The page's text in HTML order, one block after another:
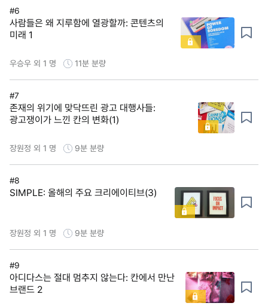
#6
사람들은 왜 지루함에 열광할까: 콘텐츠의
미래 1
우승우 외 1 명 11분 분량
#7
존재의 위기에 맞닥뜨린 광고 대행사들:
광고쟁이가 느낀 칸의 변화(1)
장원정 외 1 명 9분 분량
#8
SIMPLE: 올해의 주요 크리에이티브(3)
장원정 외 1 명 9분 분량
#9
아디다스는 절대 멈추지 않는다: 칸에서 만난
브랜드 2